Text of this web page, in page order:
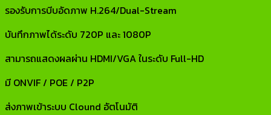
รองรับการบีบอัดภาพ H.264/Dual-Stream
บันทึกภาพได้ระดับ 720P และ 1080P
สามารถแสดงผลผ่าน HDMI/VGA ในระดับ Full-HD
มี ONVIF / POE / P2P
ส่งภาพเข้าระบบ Clound อัตโนมัติ